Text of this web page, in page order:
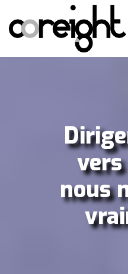
contenu
principal
vers
nous